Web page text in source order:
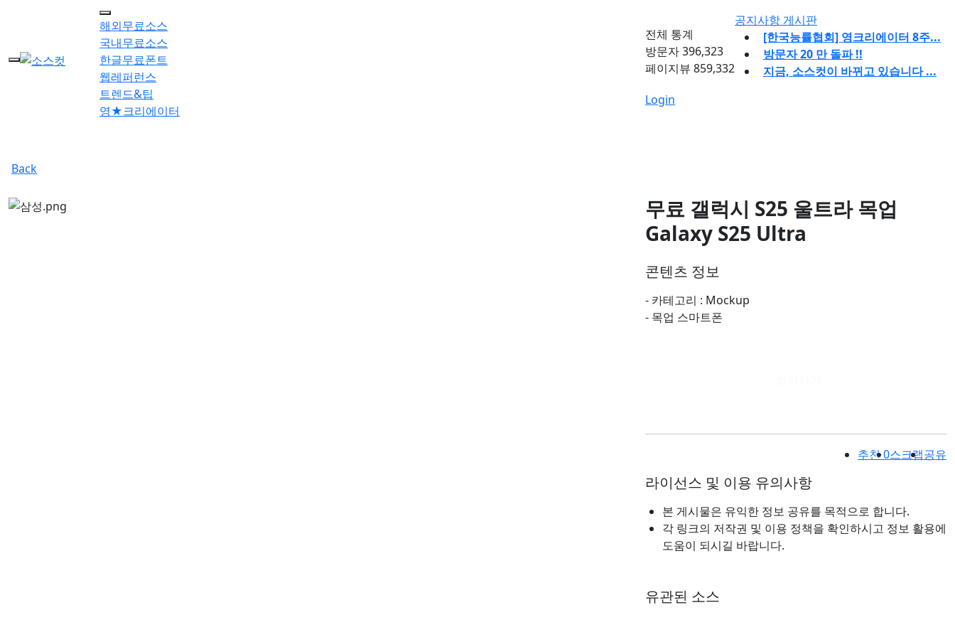
해외무료소스
국내무료소스
한글무료폰트
웹레퍼런스
트렌드&팁
영★크리에이터
전체 통계
방문자396,323
페이지뷰 859,332
공지사항 게시판
[한국능률협회] 영크리에이터 8주...
방문자 20 만 돌파 !!
지금, 소스컷이 바뀌고 있습니다 ...
Login
Back
무료 갤럭시 S25 울트라 목업
Galaxy S25 Ultra
콘텐츠 정보
- 카테고리 : Mockup
- 목업 스마트폰
추천0스크랩공유
라이선스 및 이용 유의사항
본 게시물은 유익한 정보 공유를 목적으로 합니다.
각 링크의 저작권 및 이용 정책을 확인하시고 정보 활용에
도움이 되시길 바랍니다.
유관된 소스